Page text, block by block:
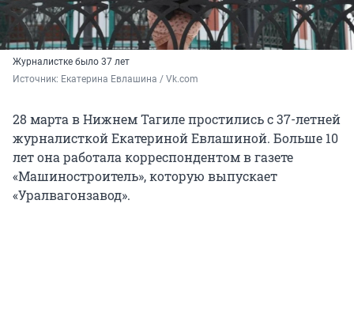
Журналистке было 37 лет
Источник: Екатерина Евлашина / Vk.com
28 марта в Нижнем Тагиле простились с 37-летней
журналисткой Екатериной Евлашиной. Больше 10
лет она работала корреспондентом в газете
«Машиностроитель», которую выпускает
«Уралвагонзавод».